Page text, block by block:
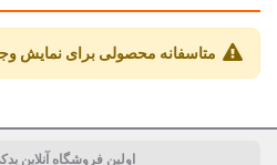
متاسفانه محصولی برای نمایش
اولین فروشگاه آنلاین